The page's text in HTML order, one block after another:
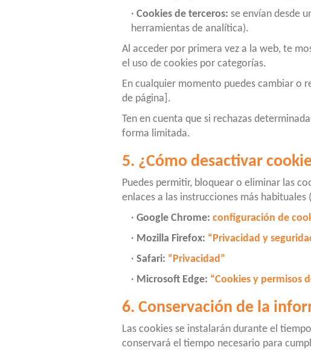
· Cookies de terceros: se envían desde
herramientas de analítica).
Al acceder por primera vez a la web, te
el uso de cookies por categorías.
En cualquier momento puedes cambiar
de página].
Ten en cuenta que si rechazas
forma limitada.
5. ¿Cómo desactivar
Puedes permitir, bloquear o eliminar las
enlaces a las instrucciones más habituales
· Google Chrome: configuración de
· Mozilla Firefox: “Privacidad y
· Safari: “Privacidad”
· Microsoft Edge: “Cookies y permisos
6. Conservación de la
Las cookies se instalarán durante el
conservará el tiempo necesario para